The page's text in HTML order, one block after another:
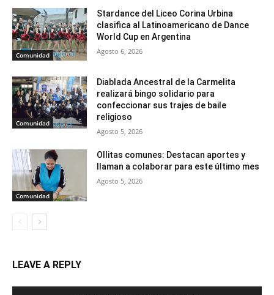
Comunidad
Stardance del Liceo Corina Urbina
clasifica al Latinoamericano de Dance
World Cup en Argentina
Agosto 6, 2026
Comunidad
Diablada Ancestral de la Carmelita
realizará bingo solidario para
confeccionar sus trajes de baile
religioso
Agosto 5, 2026
Comunidad
Ollitas comunes: Destacan aportes y
llaman a colaborar para este último mes
Agosto 5, 2026
LEAVE A REPLY